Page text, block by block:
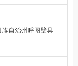
自治州 呼图壁县